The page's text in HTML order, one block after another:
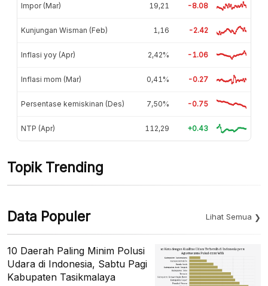
Impor (Mar) 19,21 -8.08
Kunjungan Wisman (Feb) 1,16 -2.42
Inflasi yoy (Apr) 2,42% -1.06
Inflasi mom (Mar) 0,41% -0.27
Persentase kemiskinan (Des) 7,50% -0.75
NTP (Apr) 112,29 +0.43
Topik Trending
Data Populer Lihat Semua
10 Daerah Paling Minim Polusi
Udara di Indonesia, Sabtu Pagi
Kabupaten Tasikmalaya